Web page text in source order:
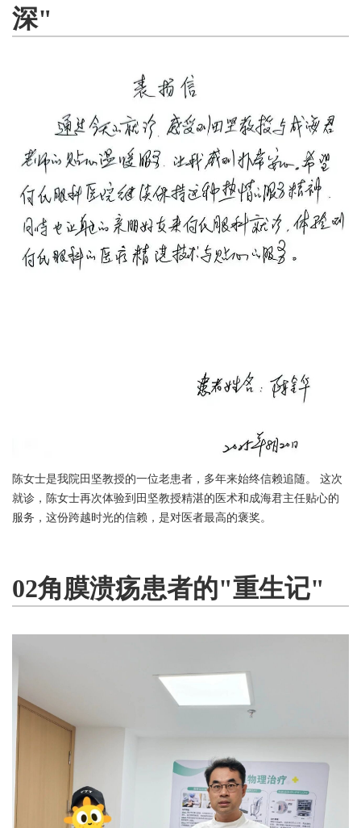
深"
陈女士是我院田坚教授的一位老患者，多年来始终信赖追随。 这次
就诊，陈女士再次体验到田坚教授精湛的医术和成海君主任贴心的
服务，这份跨越时光的信赖，是对医者最高的褒奖。
02角膜溃疡患者的"重生记"